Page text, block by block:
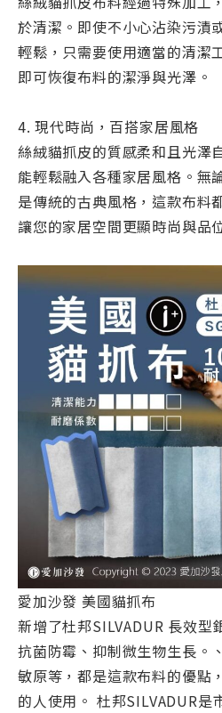
於清潔。即使不小心沾染污漬
輕鬆，只需要使用適當的清潔
即可恢復布料的潔淨與光澤。
4. 現代時尚，百搭家居風格
絲絨貓抓皮的質感柔和且光澤
能輕鬆融入各種家居風格。無
是傳統的古典風格，這款布料
讓您的家居空間更顯時尚與品
愛加沙發 美國貓抓布
新增了杜邦SILVADUR 長效型
抗菌防霉、抑制微生物生長。
敏原等，都是這款布料的優點
的人使用。 杜邦SILVADUR是